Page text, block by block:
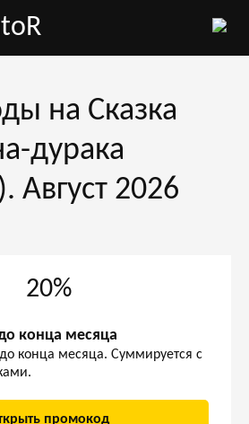
на Сказка
дурака
Август 2026
20%
конца месяца
конца месяца. Суммируется с
промокод